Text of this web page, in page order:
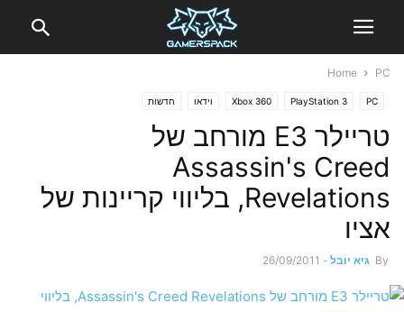
Home PC
PC
PlayStation 3
Xbox 360 וידאו חדשות
טריילר E3 מורחב של
Assassin's Creed
Revelations, בליווי קריינות של
אציו
By גיא יובל -
26/09/2011